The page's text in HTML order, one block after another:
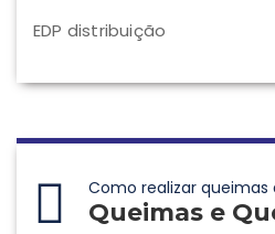
EDP distribuição
Como realizar
Queimas e